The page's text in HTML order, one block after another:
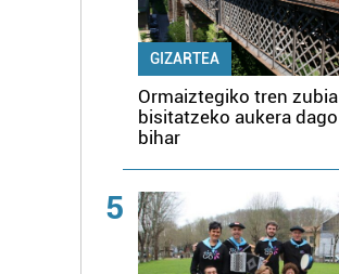
GIZARTEA
Ormaiztegiko tren zubia
bisitatzeko aukera dago
bihar
5